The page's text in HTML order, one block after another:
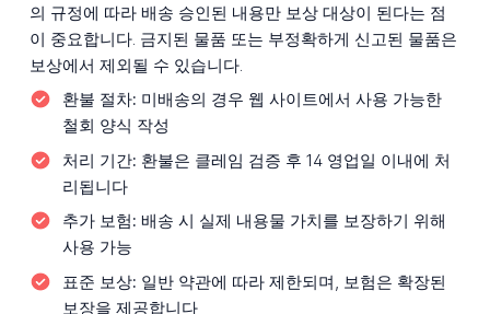
의 규정에 따라 배송 승인된 내용만 보상 대상이 된다는 점
이 중요합니다. 금지된 물품 또는 부정확하게 신고된 물품은
보상에서 제외될 수 있습니다.
환불 절차: 미배송의 경우 웹 사이트에서 사용 가능한
철회 양식 작성
처리 기간: 환불은 클레임 검증 후 14 영업일 이내에 처
리됩니다
추가 보험: 배송 시 실제 내용물 가치를 보장하기 위해
사용 가능
표준 보상: 일반 약관에 따라 제한되며, 보험은 확장된
보장을 제공합니다